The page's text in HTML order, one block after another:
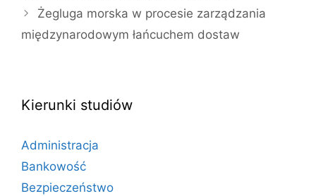
Żegluga morska w procesie zarządzania
międzynarodowym łańcuchem dostaw
Kierunki studiów
Administracja
Bankowość
Bezpieczeństwo